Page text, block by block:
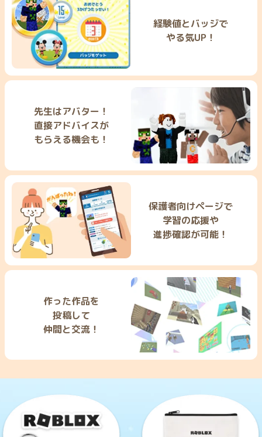
経験値とバッジで
やる気UP！
先生はアバター！
直接アドバイスが
もらえる機会も！
保護者向けページで
学習の応援や
進捗確認が可能！
作った作品を
投稿して
仲間と交流！